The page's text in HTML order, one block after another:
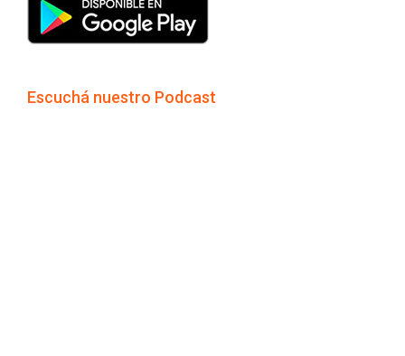
Escuchá nuestro Podcast